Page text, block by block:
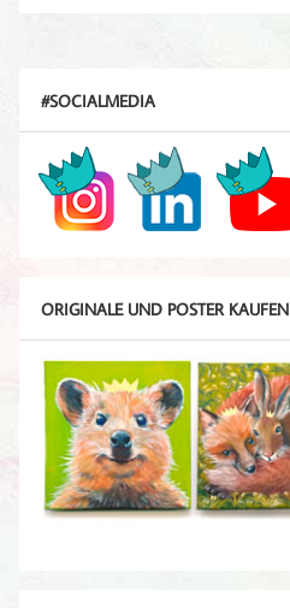
#SOCIALMEDIA
ORIGINALE UND POSTER KAUFEN